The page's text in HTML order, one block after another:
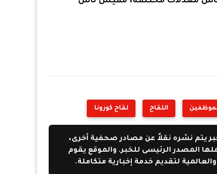
اللقاح لقاح كورونا
يتم نشره نقلاً عن مصادر صحفية أخرى،
المصدر الرئيسى للخبر. والموقع يقوم
لتقديم خدمة إخبارية متكاملة.